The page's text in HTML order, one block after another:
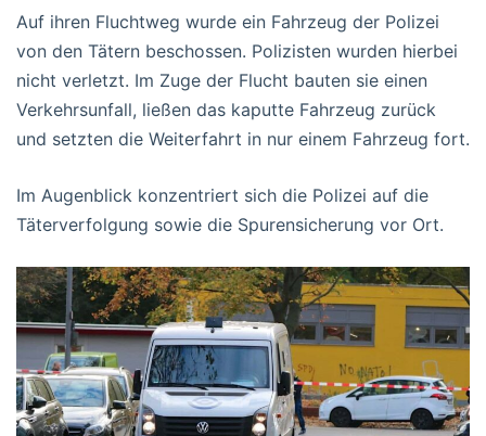
Auf ihren Fluchtweg wurde ein Fahrzeug der Polizei
von den Tätern beschossen. Polizisten wurden hierbei
nicht verletzt. Im Zuge der Flucht bauten sie einen
Verkehrsunfall, ließen das kaputte Fahrzeug zurück
und setzten die Weiterfahrt in nur einem Fahrzeug fort.
Im Augenblick konzentriert sich die Polizei auf die
Täterverfolgung sowie die Spurensicherung vor Ort.